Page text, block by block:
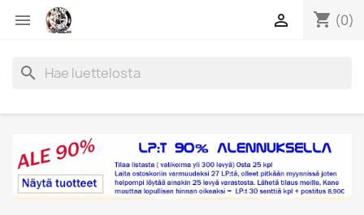
 shopping_cart (0)

search